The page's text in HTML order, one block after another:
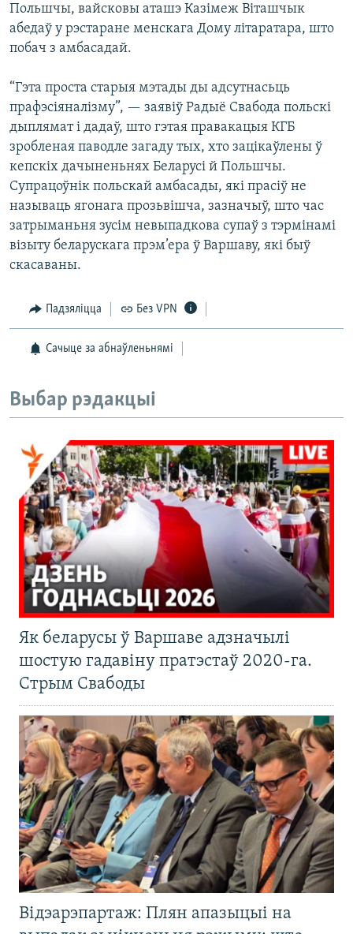
Польшчы, вайсковы аташэ Казімеж Віташчык
абедаў у рэстаране менскага Дому літаратара, што
побач з амбасадай.
“Гэта проста старыя мэтады ды адсутнасьць
прафэсіяналізму”, — заявіў Радыё Свабода польскі
дыплямат і дадаў, што гэтая правакацыя КГБ
зробленая паводле загаду тых, хто зацікаўлены ў
кепскіх дачыненьнях Беларусі й Польшчы.
Супрацоўнік польскай амбасады, які прасіў не
называць ягонага прозьвішча, зазначыў, што час
затрыманьня зусім невыпадкова супаў з тэрмінамі
візыту беларускага прэм’ера ў Варшаву, які быў
скасаваны.
Падзяліцца Без VPN
Сачыце за абнаўленьнямі
Выбар рэдакцыі
Як беларусы ў Варшаве адзначылі
шостую гадавіну пратэстаў 2020-га.
Стрым Свабоды
Відэарэпартаж: Плян апазыцыі на